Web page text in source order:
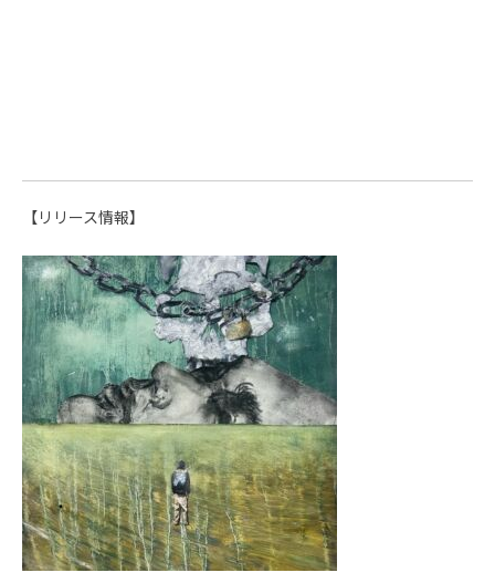
【リリース情報】